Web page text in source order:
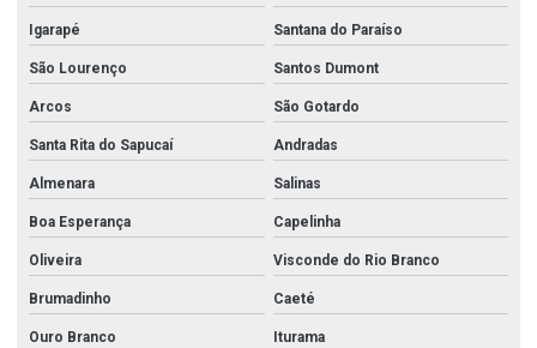
Igarapé Santana do Paraíso
São Lourenço Santos Dumont
Arcos São Gotardo
Santa Rita do Sapucaí Andradas
Almenara Salinas
Boa Esperança Capelinha
Oliveira Visconde do Rio Branco
Brumadinho Caeté
Ouro Branco Iturama